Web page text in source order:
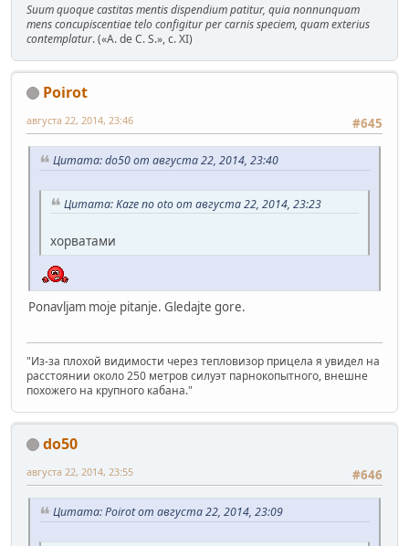
Suum quoque castitas mentis dispendium patitur, quia nonnunquam
mens concupiscentiae telo configitur per carnis speciem, quam exterius
contemplatur. («A. de C. S.», c. XI)
Poirot
#645
августа 22, 2014, 23:46
Цитата: do50 от августа 22, 2014, 23:40
Цитата: Kaze no oto от августа 22, 2014, 23:23
хорватами
Ponavljam moje pitanje. Gledajte gore.
"Из-за плохой видимости через тепловизор прицела я увидел на
расстоянии около 250 метров силуэт парнокопытного, внешне
похожего на крупного кабана."
do50
#646
августа 22, 2014, 23:55
Цитата: Poirot от августа 22, 2014, 23:09